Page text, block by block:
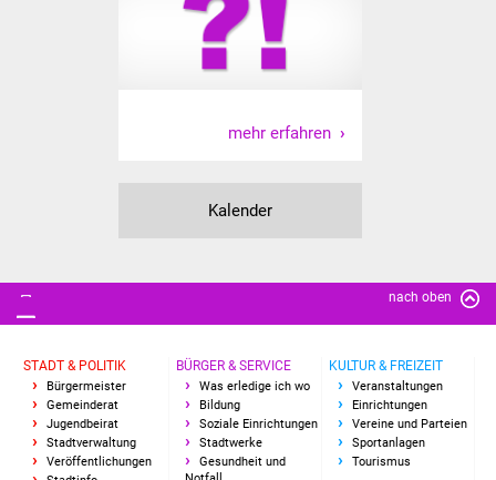
IKG Auen
Ausschreibung
Ausschreibung
Gewerbeverzeichnis
Gewerbe - Selbsteintrag
mehr erfahren
Kalender
nach oben
STADT & POLITIK
Bürgermeister
Gemeinderat
Jugendbeirat
Stadtverwaltung
Veröffentlichungen
BÜRGER & SERVICE
Was erledige ich wo
Bildung
Soziale Einrichtungen
Stadtwerke
Gesundheit und
KULTUR & FREIZEIT
Veranstaltungen
Einrichtungen
Vereine und Parteien
Sportanlagen
Tourismus